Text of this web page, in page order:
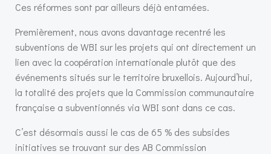
Ces réformes sont par ailleurs déjà entamées.
Premièrement, nous avons davantage recentré les
subventions de WBI sur les projets qui ont directement un
lien avec la coopération internationale plutôt que des
événements situés sur le territoire bruxellois. Aujourd’hui,
la totalité des projets que la Commission communautaire
française a subventionnés via WBI sont dans ce cas.
C’est désormais aussi le cas de 65 % des subsides
initiatives se trouvant sur des AB Commission